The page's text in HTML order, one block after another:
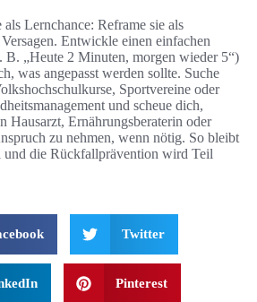
Lernchance: Reframe sie als
Entwickle einen einfachen
B. „Heute 2 Minuten, morgen wieder 5“)
was angepasst werden sollte. Suche
Sportvereine oder
und scheue dich,
Hausarzt, Ernährungsberaterin oder
zu nehmen, wenn nötig. So bleibt
die Rückfallprävention wird Teil
Twitter
Pinterest